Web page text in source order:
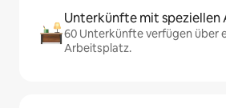
Unterkünfte mit speziellen
60 Unterkünfte verfügen über
Arbeitsplatz.